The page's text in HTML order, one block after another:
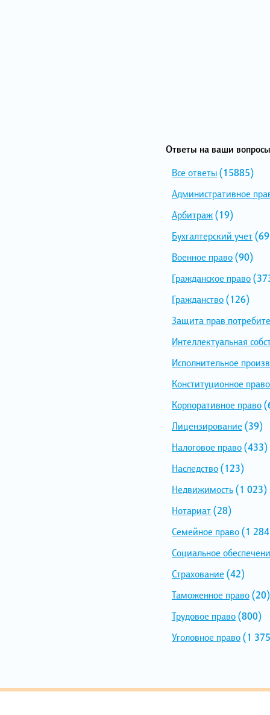
Ответы на ваши
Все ответы(15885)
Административное
Арбитраж(19)
Бухгалтерский учет
Военное право(90)
Гражданское право
Гражданство(126)
Защита прав
Интеллектуальная
Исполнительное
Конституционное право
Корпоративное право
Лицензирование (39)
Налоговое право(433)
Наследство(123)
Недвижимость(1 023)
Нотариат(28)
Семейное право(1
Социальное
Страхование (42)
Таможенное право(20)
Трудовое право(800)
Уголовное право(1